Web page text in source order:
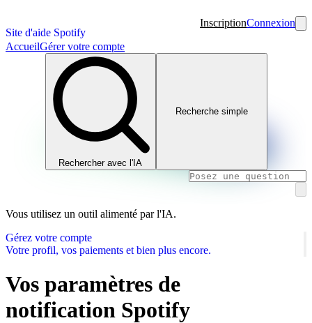
Site d'aide Spotify
InscriptionConnexion
AccueilGérer votre compte
Rechercher avec l'IA
Recherche simple
Vous utilisez un outil alimenté par l'IA.
Gérez votre compte
Votre profil, vos paiements et bien plus encore.
Vos paramètres de
notification Spotify